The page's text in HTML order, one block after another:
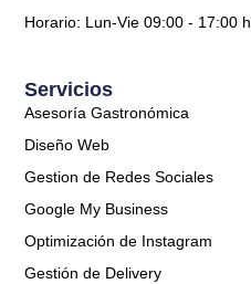
Servicios
Asesoría Gastronómica
Diseño Web
Gestion de Redes Sociales
Google My Business
Optimización de Instagram
Gestión de Delivery
Horario: Lun-Vie 09:00 - 17:00 h